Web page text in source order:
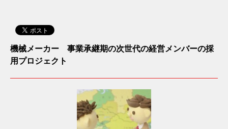
機械メーカー 事業承継期の次世代の経営メンバーの採
用プロジェクト